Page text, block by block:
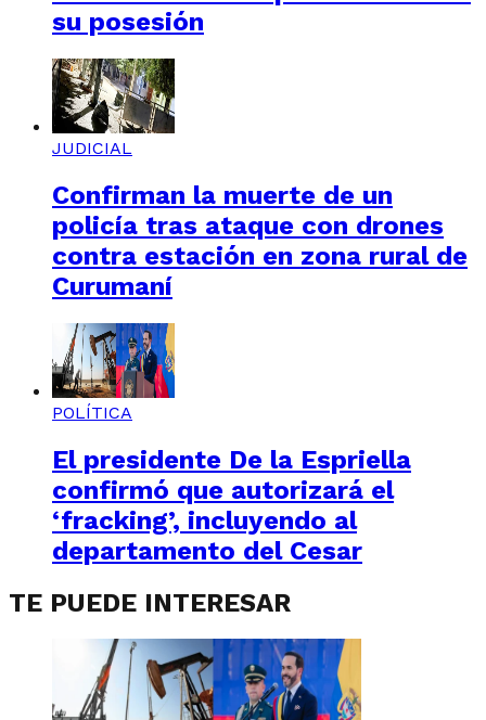
su posesión
JUDICIAL
Confirman la muerte de un
policía tras ataque con drones
contra estación en zona rural de
Curumaní
POLÍTICA
El presidente De la Espriella
confirmó que autorizará el
‘fracking’, incluyendo al
departamento del Cesar
TE PUEDE INTERESAR